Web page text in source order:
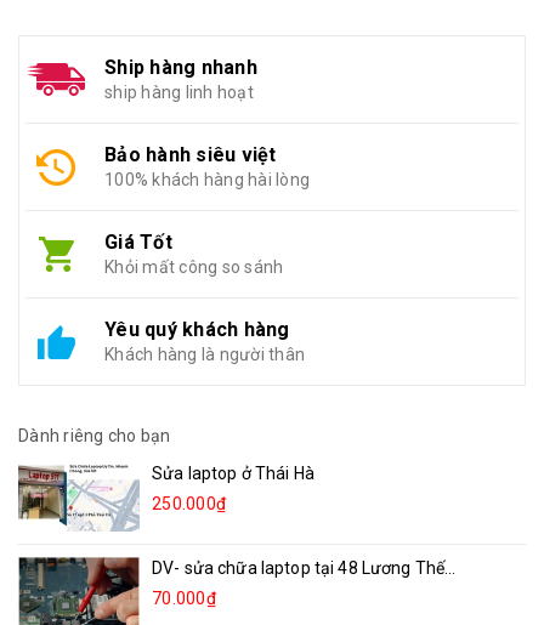
Ship hàng nhanh
ship hàng linh hoạt
Bảo hành siêu việt
100% khách hàng hài lòng
Giá Tốt
Khỏi mất công so sánh
Yêu quý khách hàng
Khách hàng là người thân
Dành riêng cho bạn
Sửa laptop ở Thái Hà
250.000₫
DV- sửa chữa laptop tại 48 Lương Thế...
70.000₫